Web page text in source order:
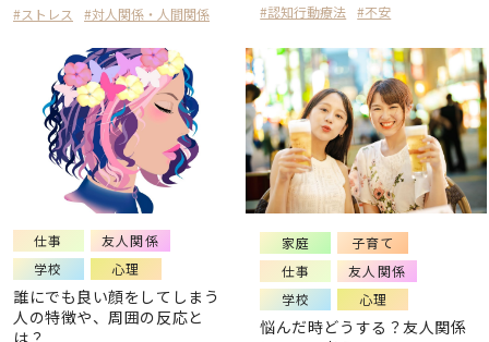
#ストレス
#対人関係・人間関係
#認知行動療法
#不安
仕事
友人関係
学校
心理
誰にでも良い顔をしてしまう
人の特徴や、周囲の反応と
は？
家庭
子育て
仕事
友人関係
学校
心理
悩んだ時どうする？友人関係